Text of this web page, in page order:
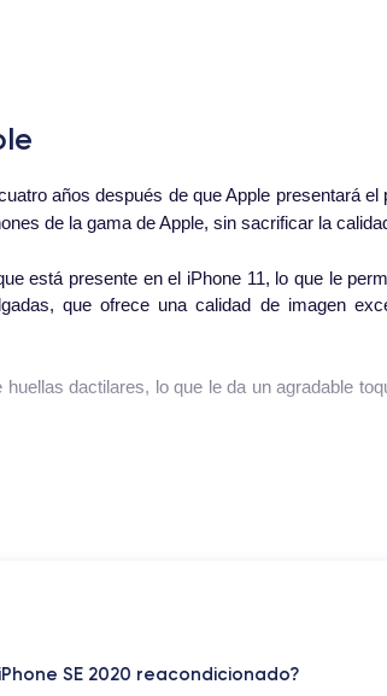
años después de que Apple presentará el
de la gama de Apple, sin sacrificar la
está presente en el iPhone 11, lo que le
que ofrece una calidad de imagen
dactilares, lo que le da un agradable
iOS 13, pero es compatible con
SE 2020 reacondicionado?